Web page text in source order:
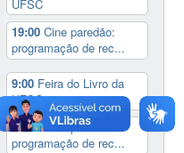
UFSC
19:00Cine paredão:
programação de rec...
9:00 Feira do Livro da
UFSC
19:00 Cine paredão:
programação de rec...